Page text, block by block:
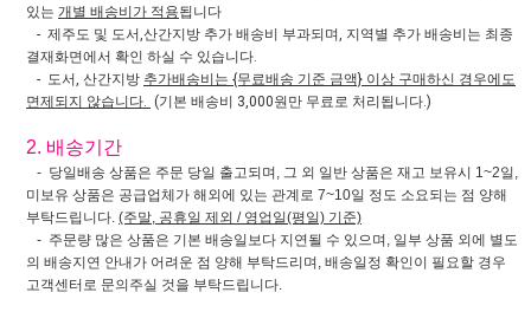
있는 개별 배송비가 적용됩니다
- 제주도 및 도서,산간지방 추가 배송비 부과되며, 지역별 추가 배송비는 최종
결재화면에서 확인 하실 수 있습니다.
- 도서, 산간지방 추가배송비는 {무료배송 기준 금액} 이상 구매하신 경우에도
면제되지 않습니다. (기본 배송비 3,000원만 무료로 처리됩니다.)
2. 배송기간
- 당일배송 상품은 주문 당일 출고되며, 그 외 일반 상품은 재고 보유시 1~2일,
미보유 상품은 공급업체가 해외에 있는 관계로 7~10일 정도 소요되는 점 양해
부탁드립니다. (주말, 공휴일 제외 / 영업일(평일) 기준)
- 주문량 많은 상품은 기본 배송일보다 지연될 수 있으며, 일부 상품 외에 별도
의 배송지연 안내가 어려운 점 양해 부탁드리며, 배송일정 확인이 필요할 경우
고객센터로 문의주실 것을 부탁드립니다.